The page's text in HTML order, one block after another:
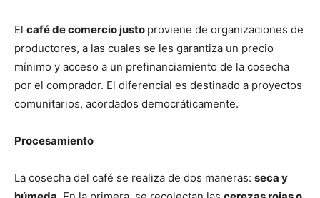
El café de comercio justo proviene de organizaciones de
productores, a las cuales se les garantiza un precio
mínimo y acceso a un prefinanciamiento de la cosecha
por el comprador. El diferencial es destinado a proyectos
comunitarios, acordados democráticamente.
Procesamiento
La cosecha del café se realiza de dos maneras: seca y